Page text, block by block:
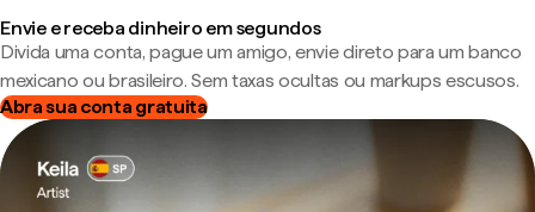
Envie e receba dinheiro em segundos
Divida uma conta, pague um amigo, envie direto para um banco
mexicano ou brasileiro. Sem taxas ocultas ou markups escusos.
Abra sua conta gratuita